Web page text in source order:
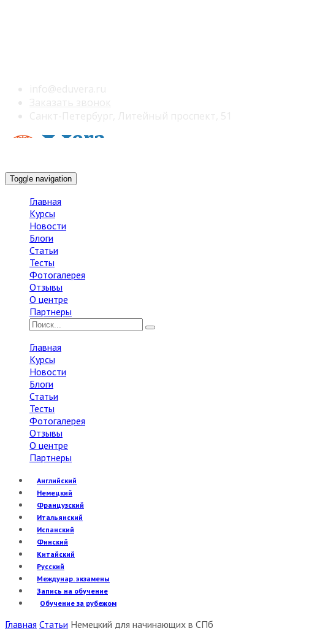
Toggle navigation
Главная
Курсы
Новости
Блоги
Статьи
Тесты
Фотогалерея
Отзывы
О центре
Партнеры
Главная
Курсы
Новости
Блоги
Статьи
Тесты
Фотогалерея
Отзывы
О центре
Партнеры
Английский
Немецкий
Французский
Итальянский
Испанский
Финский
Китайский
Русский
Междунар. экзамены
Запись на обучение
Обучение за рубежом
Главная Статьи Немецкий для начинающих в СПб